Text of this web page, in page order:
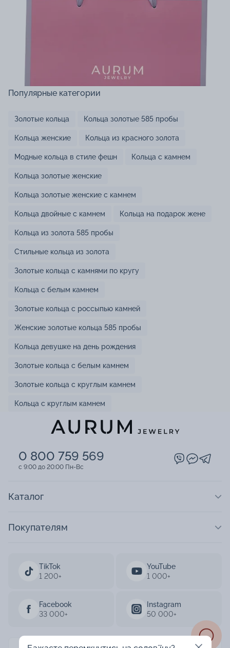
Популярные категории
Золотые кольца Кольца золотые 585 пробы
Кольца женские Кольца из красного золота
Модные кольца в стиле фешн Кольца с камнем
Кольца золотые женские
Кольца золотые женские с камнем
Кольца двойные с камнем Кольца на подарок жене
Кольца из золота 585 пробы
Стильные кольца из золота
Золотые кольца с камнями по кругу
Кольца с белым камнем
Золотые кольца с россыпью камней
Женские золотые кольца 585 пробы
Кольца девушке на день рождения
Золотые кольца с белым камнем
Золотые кольца с круглым камнем
Кольца с круглым камнем
0 800 759 569
c 9:00 до 20:00 Пн-Вс
TikTok
1 200+
YouTube
1 000+
Facebook
33 000+
Instagram
50 000+
Каталог
Покупателям